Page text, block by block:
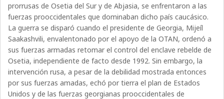
prorrusas de Osetia del Sur y de Abjasia, se enfrentaron a las
fuerzas prooccidentales que dominaban dicho país caucásico.
La guerra se disparó cuando el presidente de Georgia, Mijeíl
Saakashvili, envalentonado por el apoyo de la OTAN, ordenó a
sus fuerzas armadas retomar el control del enclave rebelde de
Osetia, independiente de facto desde 1992. Sin embargo, la
intervención rusa, a pesar de la debilidad mostrada entonces
por sus fuerzas amadas, echó por tierra el plan de Estados
Unidos y de las fuerzas georgianas prooccidentales de